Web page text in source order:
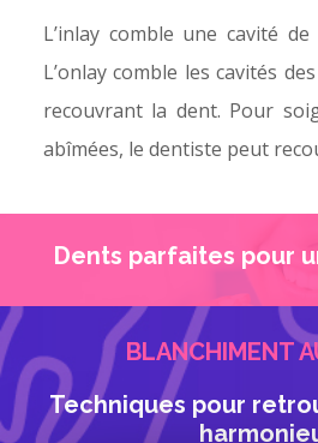
L’inlay comble une cavité
L’onlay comble les cavités
recouvrant la dent. Pour
abîmées, le dentiste peut
Dents parfaites pour
BLANCHIMENT
Techniques pour